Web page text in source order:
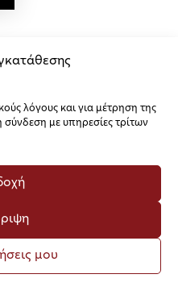
λόγους και για μέτρηση της
σύνδεση με υπηρεσίες τρίτων
μου